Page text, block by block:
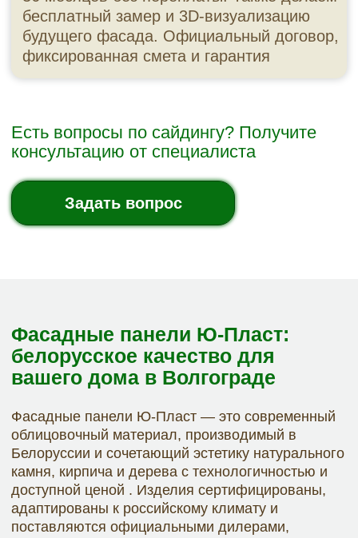
Сайт fasadmarket34.ru носит исключительно
информационный характер и ни при каких
условиях не является публичной офертой,
определяемой положениями ГК РФ.Подробнее